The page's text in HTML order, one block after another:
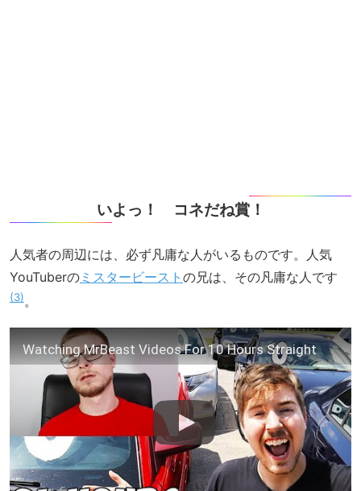
いよっ！ コネだね賞！
人気者の周辺には、必ず凡庸な人がいるものです。人気
YouTuberの ミスタービースト の兄は、その凡庸な人です
3 。
Watching MrBeast Videos For 10 Hours Straight